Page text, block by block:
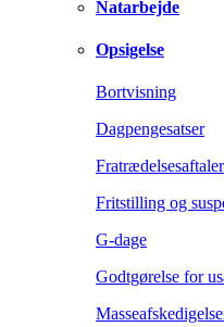
Natarbejde
Opsigelse
Bortvisning
Dagpengesatser
Fratrædelsesaftaler
Fritstilling og
G-dage
Godtgørelse for